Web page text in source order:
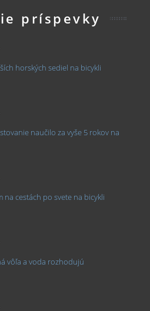
príspevky
horských sediel na bicykli
naučilo za vyše 5 rokov na
na cestách po svete na bicykli
vôľa a voda rozhodujú